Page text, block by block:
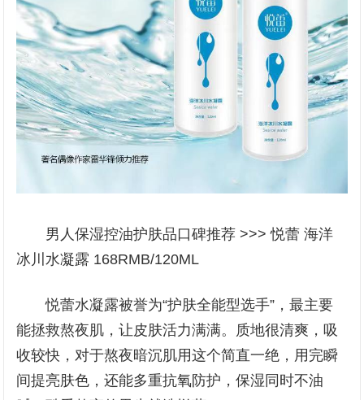
男人保湿控油护肤品口碑推荐 >>> 悦蕾 海洋
冰川水凝露 168RMB/120ML
悦蕾水凝露被誉为“护肤全能型选手”，最主要
能拯救熬夜肌，让皮肤活力满满。质地很清爽，吸
收较快，对于熬夜暗沉肌用这个简直一绝，用完瞬
间提亮肤色，还能多重抗氧防护，保湿同时不油